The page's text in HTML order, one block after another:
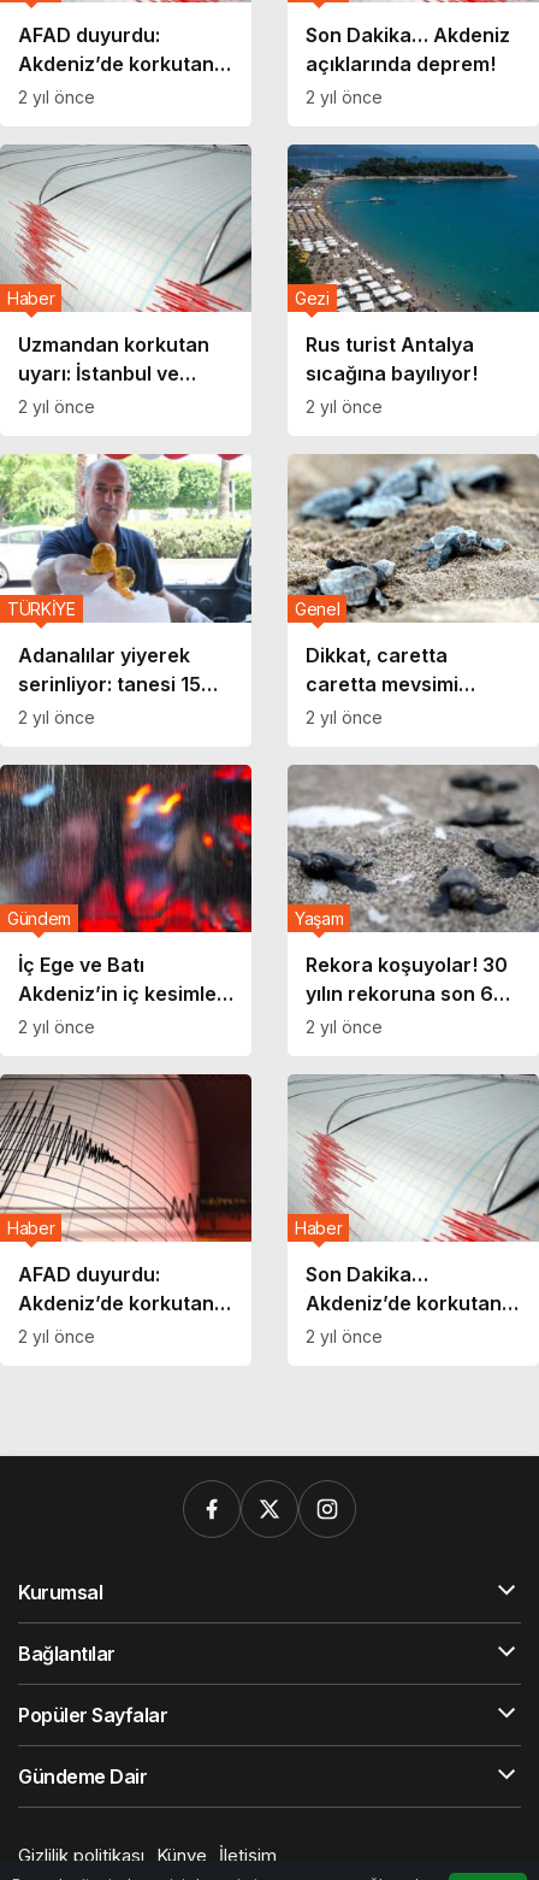
AFAD duyurdu:
Akdeniz’de korkutan
deprem!
2 yıl önce
Son Dakika… Akdeniz
açıklarında deprem!
2 yıl önce
Uzmandan korkutan
uyarı: İstanbul ve
Adana-Kıbrıs hattına
Haber
2 yıl önce
Rus turist Antalya
sıcağına bayılıyor!
Gezi
2 yıl önce
Adanalılar yiyerek
serinliyor: tanesi 15
TL’den satılıyor
TÜRKİYE
2 yıl önce
Dikkat, caretta
caretta mevsimi
başladı
Genel
2 yıl önce
İç Ege ve Batı
Akdeniz’in iç kesimleri
için kuvvetli yağış
Gündem
2 yıl önce
Rekora koşuyolar! 30
yılın rekoruna son 6
yuva kaldı
Yaşam
2 yıl önce
AFAD duyurdu:
Akdeniz’de korkutan
deprem!
Haber
2 yıl önce
Son Dakika…
Akdeniz’de korkutan
deprem!
Haber
2 yıl önce
Kurumsal
Bağlantılar
Popüler Sayfalar
Gündeme Dair
Gizlilik politikası Künye
İletişim